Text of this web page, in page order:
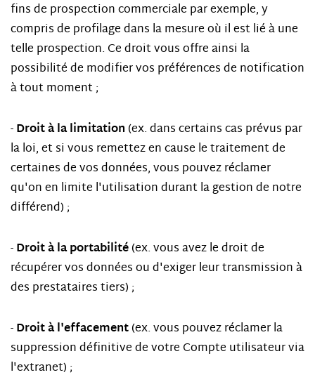
fins de prospection commerciale par exemple, y
compris de profilage dans la mesure où il est lié à une
telle prospection. Ce droit vous offre ainsi la
possibilité de modifier vos préférences de notification
à tout moment ;
-Droit à la limitation (ex. dans certains cas prévus par
la loi, et si vous remettez en cause le traitement de
certaines de vos données, vous pouvez réclamer
qu'on en limite l'utilisation durant la gestion de notre
différend) ;
-Droit à la portabilité(ex. vous avez le droit de
récupérer vos données ou d'exiger leur transmission à
des prestataires tiers) ;
-Droit à l'effacement(ex. vous pouvez réclamer la
suppression définitive de votre Compte utilisateur via
l'extranet) ;